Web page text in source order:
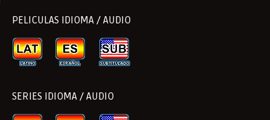
PELICULAS IDIOMA / AUDIO
SERIES IDIOMA / AUDIO